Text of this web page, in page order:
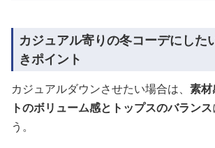
カジュアル寄りの冬コーデにした
きポイント
カジュアルダウンさせたい場合は、 素材
トのボリューム感とトップスのバランス
う。